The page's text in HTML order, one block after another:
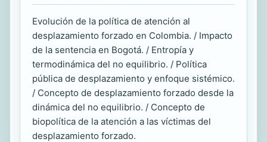
Evolución de la política de atención al
desplazamiento forzado en Colombia. / Impacto
de la sentencia en Bogotá. / Entropía y
termodinámica del no equilibrio. / Política
pública de desplazamiento y enfoque sistémico.
/ Concepto de desplazamiento forzado desde la
dinámica del no equilibrio. / Concepto de
biopolítica de la atención a las víctimas del
desplazamiento forzado.